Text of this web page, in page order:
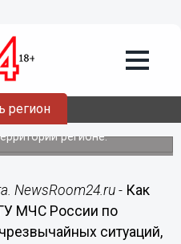
регион
улиц Нижнего
области сообщил о
регионе.
NewsRoom24.ru - Как
МЧС России по
ситуаций,